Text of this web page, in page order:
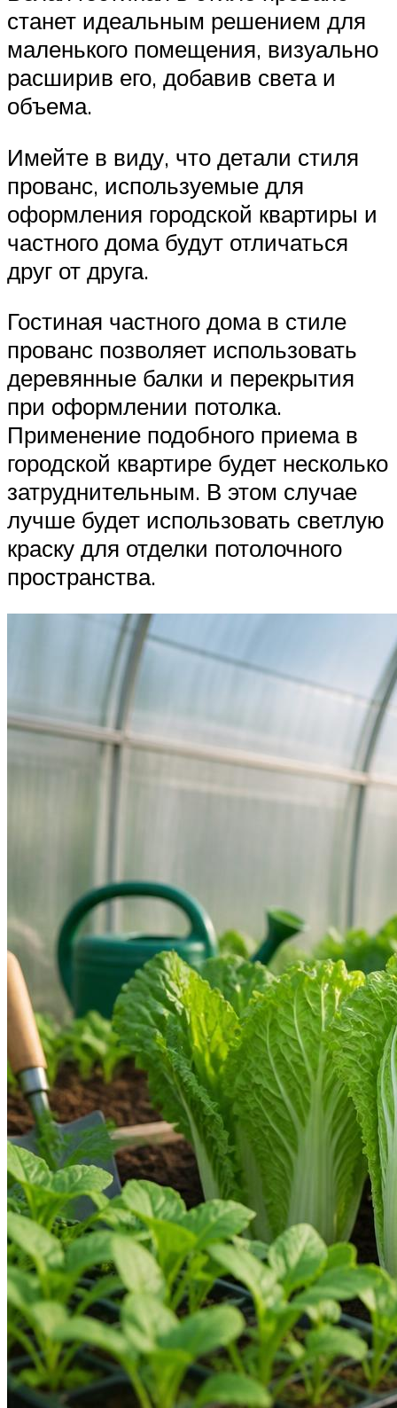
станет идеальным решением для
маленького помещения, визуально
расширив его, добавив света и
объема.
Имейте в виду, что детали стиля
прованс, используемые для
оформления городской квартиры и
частного дома будут отличаться
друг от друга.
Гостиная частного дома в стиле
прованс позволяет использовать
деревянные балки и перекрытия
при оформлении потолка.
Применение подобного приема в
городской квартире будет несколько
затруднительным. В этом случае
лучше будет использовать светлую
краску для отделки потолочного
пространства.